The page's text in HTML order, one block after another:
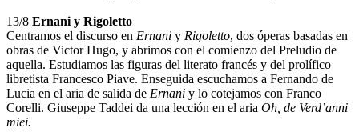
13/8 Ernani y Rigoletto
Centramos el discurso en Ernani y Rigoletto, dos óperas basadas en
obras de Victor Hugo, y abrimos con el comienzo del Preludio de
aquella. Estudiamos las figuras del literato francés y del prolífico
libretista Francesco Piave. Enseguida escuchamos a Fernando de
Lucia en el aria de salida de Ernani y lo cotejamos con Franco
Corelli. Giuseppe Taddei da una lección en el aria Oh, de Verd’anni
miei.